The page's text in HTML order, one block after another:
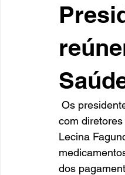
com
Lecina
dos